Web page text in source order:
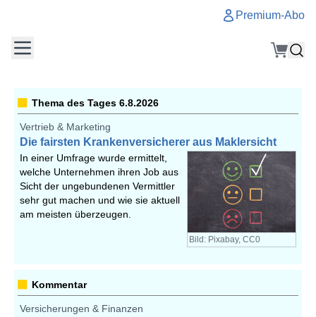
Premium-Abo
Thema des Tages 6.8.2026
Vertrieb & Marketing
Die fairsten Krankenversicherer aus Maklersicht
Bild: Pixabay, CC0
In einer Umfrage wurde ermittelt,
welche Unternehmen ihren Job aus
Sicht der ungebundenen Vermittler
sehr gut machen und wie sie aktuell
am meisten überzeugen.
Kommentar
Versicherungen & Finanzen